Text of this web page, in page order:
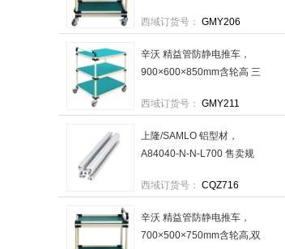
西域订货号： GMY206
辛沃 精益管防静电推车，
900×600×850mm含轮高 三
西域订货号： GMY211
上隆/SAMLO 铝型材，
A84040-N-N-L700 售卖规
西域订货号： CQZ716
辛沃 精益管防静电推车，
700×500×750mm含轮高,双